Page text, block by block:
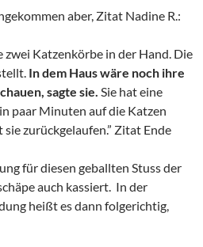
aber, Zitat Nadine R.:
zwei Katzenkörbe in der Hand. Die
In dem Haus wäre noch ihre
sagte sie. Sie hat eine
paar Minuten auf die Katzen
zurückgelaufen.” Zitat Ende
für diesen geballten Stuss der
auch kassiert. In der
heißt es dann folgerichtig,